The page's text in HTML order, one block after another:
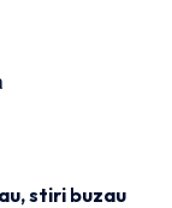
,stiri buzau